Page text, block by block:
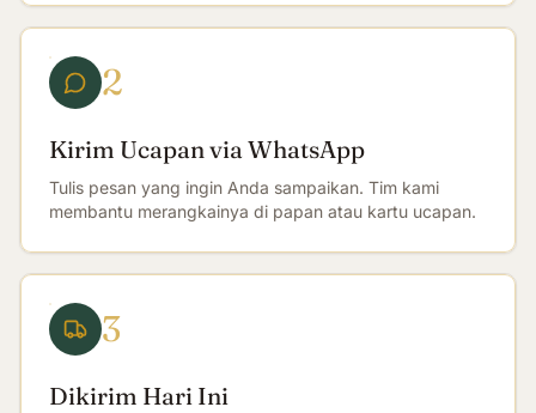
2
Kirim Ucapan via WhatsApp
Tulis pesan yang ingin Anda sampaikan. Tim kami
membantu merangkainya di papan atau kartu ucapan.
3
Dikirim Hari Ini